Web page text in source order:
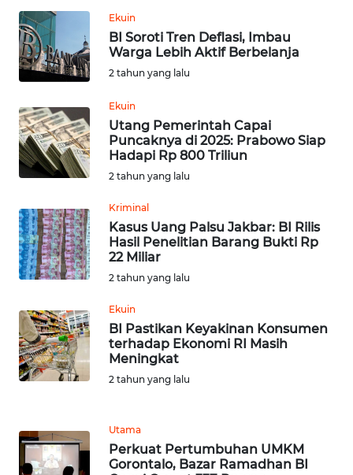
Ekuin
BI Soroti Tren Deflasi, Imbau
Warga Lebih Aktif Berbelanja
2 tahun yang lalu
Ekuin
Utang Pemerintah Capai
Puncaknya di 2025: Prabowo Siap
Hadapi Rp 800 Triliun
2 tahun yang lalu
Kriminal
Kasus Uang Palsu Jakbar: BI Rilis
Hasil Penelitian Barang Bukti Rp
22 Miliar
2 tahun yang lalu
Ekuin
BI Pastikan Keyakinan Konsumen
terhadap Ekonomi RI Masih
Meningkat
2 tahun yang lalu
Utama
Perkuat Pertumbuhan UMKM
Gorontalo, Bazar Ramadhan BI
KALTENG
WN
KALTARA
WN
KALSEL
WN
KALTIM
WN
SULSEL
WN
WN
SULUT
WN